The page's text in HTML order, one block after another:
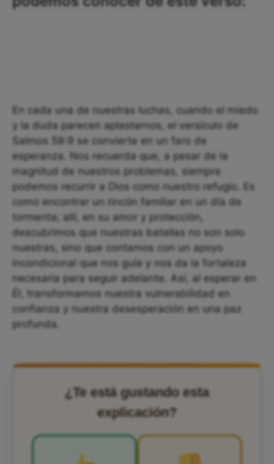
En cada una de nuestras luchas, cuando el miedo
y la duda parecen aplastarnos, el versículo de
Salmos 59:9 se convierte en un faro de
esperanza. Nos recuerda que, a pesar de la
magnitud de nuestros problemas, siempre
podemos recurrir a Dios como nuestro refugio. Es
como encontrar un rincón familiar en un día de
tormenta; allí, en su amor y protección,
descubrimos que nuestras batallas no son solo
nuestras, sino que contamos con un apoyo
incondicional que nos guía y nos da la fortaleza
necesaria para seguir adelante. Así, al esperar en
Él, transformamos nuestra vulnerabilidad en
confianza y nuestra desesperación en una paz
profunda.
¿Te está gustando esta
explicación?